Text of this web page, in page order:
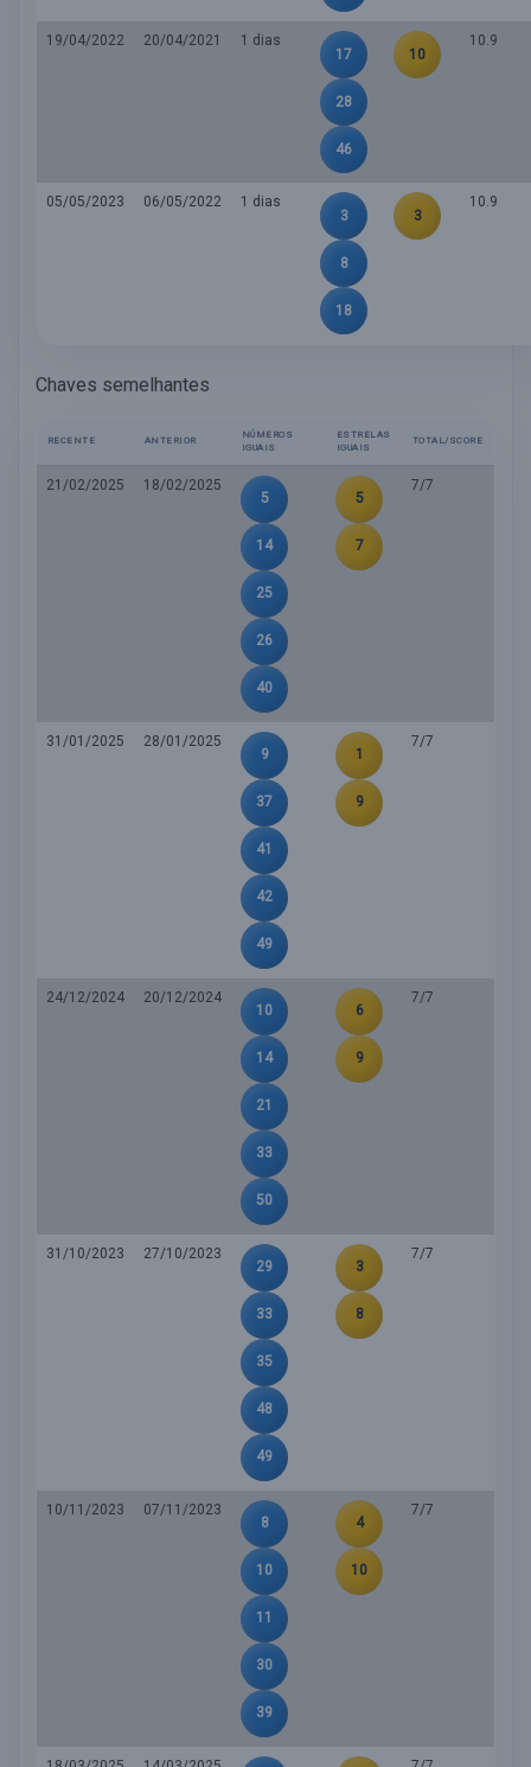
19/04/2022 20/04/2021
1 dias
17
28
46
10
10.9
05/05/2023 06/05/2022
1 dias
3
8
18
3
10.9
Chaves semelhantes
RECENTE ANTERIOR
NÚMEROS
IGUAIS
ESTRELAS
IGUAIS
TOTAL/SCORE
21/02/2025
18/02/2025
5
14
25
26
40
5
7
7/7
31/01/2025
28/01/2025
9
37
41
42
49
1
9
7/7
24/12/2024
20/12/2024
10
14
21
33
50
6
9
7/7
31/10/2023
27/10/2023
29
33
35
48
49
3
8
7/7
10/11/2023
07/11/2023
8
10
11
30
39
4
10
7/7